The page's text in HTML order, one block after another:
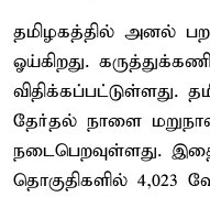
தமிழகத்தில் அனல்
ஓய்கிறது.
விதிக்கப்பட்டுள்ளது.
தேர்தல் நாளை
நடைபெறவுள்ளது.
தொகுதிகளில் 4,023